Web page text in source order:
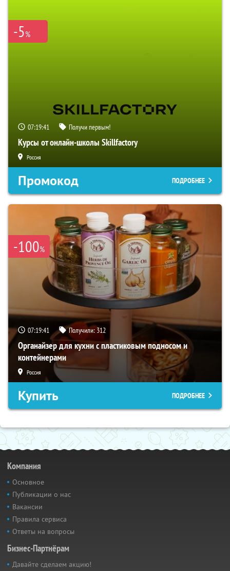
-5%
07:19:40 Получи первым!
Курсы от онлайн-школы Skillfactory
Россия
Промокод ПОДРОБНЕЕ
-100%
07:19:40 Получили: 312
Органайзер для кухни с пластиковым подносом и
контейнерами
Россия
Купить ПОДРОБНЕЕ
Компания
Основное
Публикации о нас
Вакансии
Правила сервиса
Ответы на вопросы
Бизнес-Партнёрам
Давайте сделаем акцию!